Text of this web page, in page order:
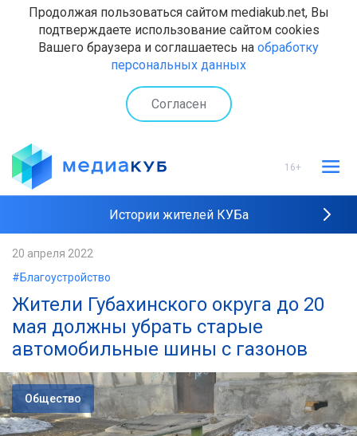
Продолжая пользоваться сайтом mediakub.net, Вы
подтверждаете использование сайтом cookies
Вашего браузера и соглашаетесь на обработку
персональных данных
Согласен
16+
Истории жителей КУБа
20 апреля 2022
#Благоустройство
Жители Губахинского округа до 20
мая должны убрать старые
автомобильные шины с газонов
Общество